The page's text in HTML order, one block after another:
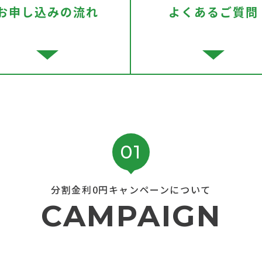
申し込みの流れ よくあるご質問
01
分割金利0円キャンペーンについて
CAMPAIGN